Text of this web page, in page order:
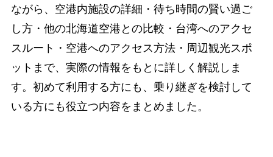
ながら、空港内施設の詳細・待ち時間の賢い過ご
し方・他の北海道空港との比較・台湾へのアクセ
スルート・空港へのアクセス方法・周辺観光スポ
ットまで、実際の情報をもとに詳しく解説しま
す。初めて利用する方にも、乗り継ぎを検討して
いる方にも役立つ内容をまとめました。